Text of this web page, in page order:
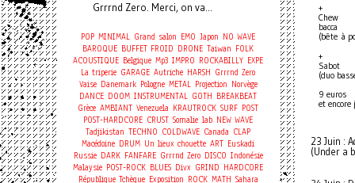
+
Chew
bacca
(bête à
+
Sabot
(duo
9 euros
et encore
23 Juin :
(Under a
Grrrnd Zero. Merci, on va...
POP MINIMAL Grand salon EMO Japon NO WAVE
BAROQUE BUFFET FROID DRONE Taiwan FOLK
ACOUSTIQUE Belgique Mp3 IMPRO ROCKABILLY EXPE
La triperie GARAGE Autriche HARSH Grrrnd Zero
Vaise Danemark Pologne METAL Projection Norvège
DANCE DOOM INSTRUMENTAL GOTH BREAKBEAT
Grèce AMBIANT Venezuela KRAUTROCK SURF POST
POST-HARDCORE CRUST Somalie lab NEW WAVE
Tadjikistan TECHNO COLDWAVE Canada CLAP
Macédoine DRUM Un lieux chouette ART Euskadi
Russie DARK FANFARE Grrrnd Zero DISCO Indonésie
Malaysie POST-ROCK BLUES Divx GRIND HARDCORE
République Tchèque Exposition ROCK MATH Sahara